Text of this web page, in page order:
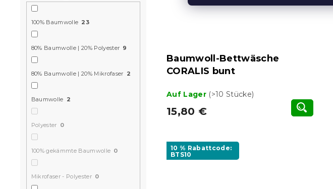
100% Baumwolle 23
80% Baumwolle | 20% Polyester 9
80% Baumwolle | 20% Mikrofaser 2
Baumwolle 2
Polyester 0
100% gekämmte Baumwolle 0
Mikrofaser - Polyester 0
Baumwoll-Bettwäsche
CORALIS bunt
Auf Lager (>10 Stücke)
15,80 €
10 % Rabattcode:
BTS10